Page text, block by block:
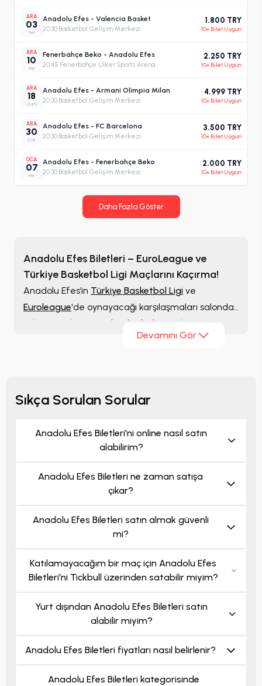
ARA
03
Per
Anadolu Efes - Valencia Basket
20:30·Basketbol Gelişim Merkezi
1.800 TRY
10+ Bilet Uygun
ARA
10
Per
Fenerbahçe Beko - Anadolu Efes
20:45·Fenerbahçe Ülker Sports Arena
2.250 TRY
10+ Bilet Uygun
ARA
18
Cum
Anadolu Efes - Armani Olimpia Milan
20:30·Basketbol Gelişim Merkezi
4.999 TRY
10+ Bilet Uygun
ARA
30
Çar
Anadolu Efes - FC Barcelona
20:30·Basketbol Gelişim Merkezi
3.500 TRY
10+ Bilet Uygun
OCA
07
Per
Anadolu Efes - Fenerbahçe Beko
20:30·Basketbol Gelişim Merkezi
2.000 TRY
10+ Bilet Uygun
Daha Fazla Göster
Anadolu Efes Biletleri – EuroLeague ve
Türkiye Basketbol Ligi Maçlarını Kaçırma!
Anadolu Efes’in Türkiye Basketbol Ligi ve
Euroleague'de oynayacağı karşılaşmaları salonda
takip etmek isteyen basketbol severler, sezon
boyunca listelenen bilet seçeneklerineTickbull
bileti seçebilirsiniz.
Devamını Gör
Sıkça Sorulan Sorular
Anadolu Efes Biletleri'ni online nasıl satın
alabilirim?
Anadolu Efes Biletleri ne zaman satışa
çıkar?
Anadolu Efes Biletleri satın almak güvenli
mi?
Katılamayacağım bir maç için Anadolu Efes
Biletleri'ni Tickbull üzerinden satabilir miyim?
Yurt dışından Anadolu Efes Biletleri satın
alabilir miyim?
Anadolu Efes Biletleri fiyatları nasıl belirlenir?
Anadolu Efes Biletleri kategorisinde